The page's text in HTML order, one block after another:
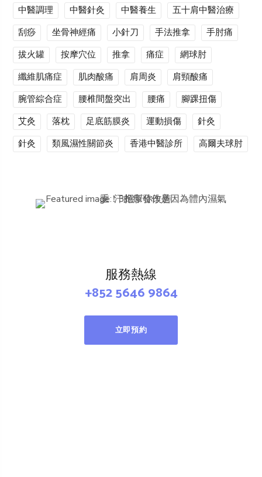
中醫調理 中醫針灸 中醫養生
五十肩中醫治療
刮痧
坐骨神經痛 小針刀 手法推拿
手肘痛
拔火罐
按摩穴位 推拿 痛症
網球肘
纖維肌痛症
肌肉酸痛 肩周炎
肩頸酸痛
腕管綜合症
腰椎間盤突出 腰痛
腳踝扭傷
艾灸
落枕 足底筋膜炎 運動損傷
針灸
針灸
類風濕性關節炎 香港中醫診所 高爾夫球肘
服務熱線
+852 5646 9864
立即預約